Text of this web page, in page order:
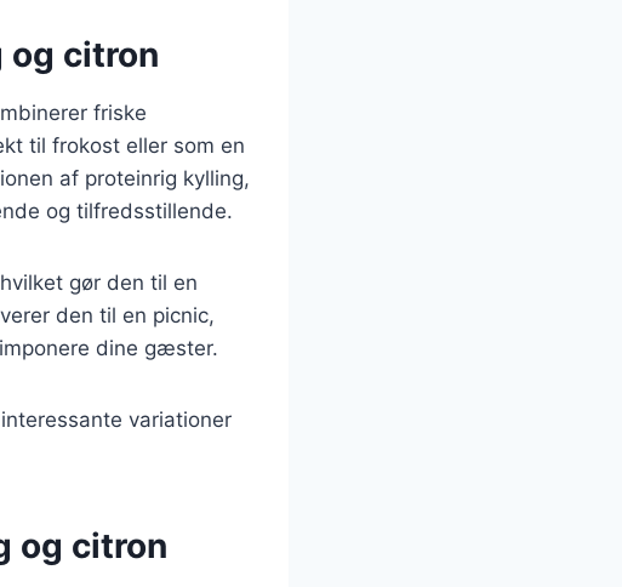
og citron
friske
til frokost eller som en
af proteinrig kylling,
og tilfredsstillende.
gør den til en
den til en picnic,
dine gæster.
variationer
og citron